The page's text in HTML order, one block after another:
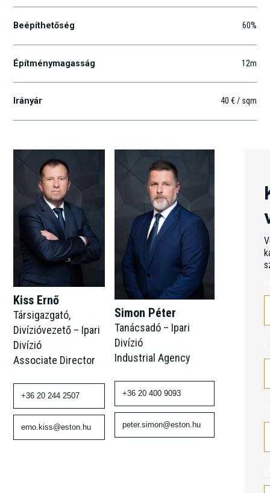
Beépíthetőség 60%
Építménymagasság 12m
Irányár 40 € / sqm
Kiss Ernő
Társigazgató,
Divízióvezető – Ipari
Divízió
Associate Director
+36 20 244 2507
erno.kiss@eston.hu
Simon Péter
Tanácsadó – Ipari
Divízió
Industrial Agency
+36 20 400 9093
peter.simon@eston.hu